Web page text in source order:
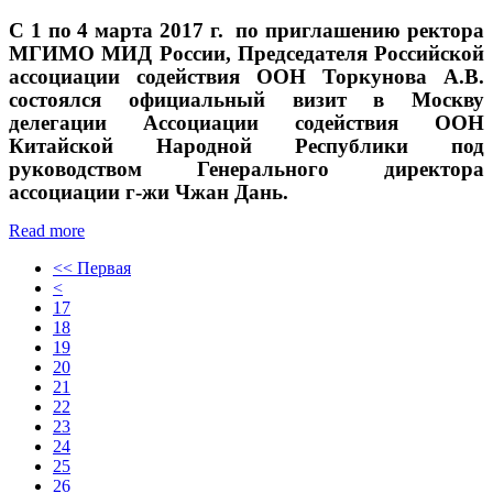
С 1 по 4 марта 2017 г. по приглашению ректора
МГИМО МИД России, Председателя Российской
ассоциации содействия ООН Торкунова А.В.
состоялся официальный визит в Москву
делегации Ассоциации содействия ООН
Китайской Народной Республики под
руководством Генерального директора
ассоциации г-жи Чжан Дань.
Read more
<< Первая
<
17
18
19
20
21
22
23
24
25
26